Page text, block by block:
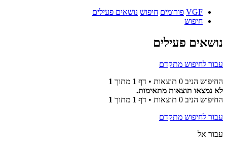
VGF פורומים חיפוש נושאים פעילים
חיפוש
נושאים פעילים
עבור לחיפוש מתקדם
החיפוש הניב 0 תוצאות • דף
1 מתוך 1
לא נמצאו תוצאות מתאימות.
החיפוש הניב 0 תוצאות • דף
1 מתוך 1
עבור לחיפוש מתקדם
עבור אל